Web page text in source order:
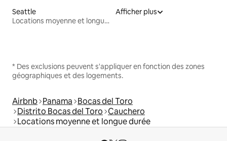
Seattle
Locations moyenne et longue durée
Afficher plus
* Des exclusions peuvent s'appliquer en fonction des zones
géographiques et des logements.
Airbnb Panama Bocas del Toro
Distrito Bocas del Toro Cauchero
Locations moyenne et longue durée